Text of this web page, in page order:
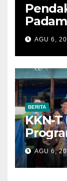
Alun-
AGU 6,
BERITA
KKN-T
Desa
Ubah
AGU 6,